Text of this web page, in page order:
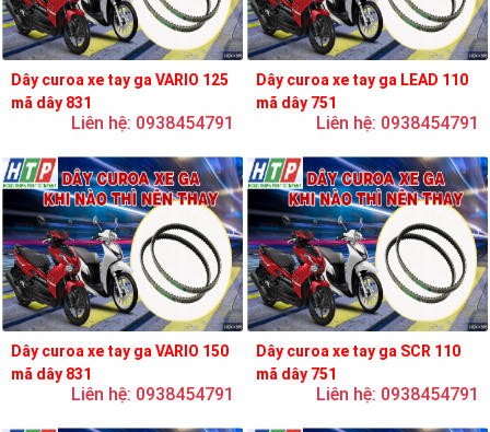
Dây curoa xe tay ga VARIO 125
mã dây 831
Liên hệ: 0938454791
Dây curoa xe tay ga LEAD 110
mã dây 751
Liên hệ: 0938454791
Dây curoa xe tay ga VARIO 150
mã dây 831
Liên hệ: 0938454791
Dây curoa xe tay ga SCR 110
mã dây 751
Liên hệ: 0938454791